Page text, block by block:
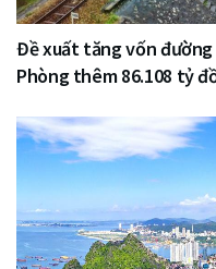
Đề xuất tăng vốn đường
Phòng thêm 86.108 tỷ